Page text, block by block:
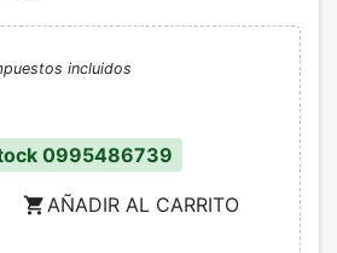
incluidos
0995486739
shopping_cart AÑADIR AL CARRITO